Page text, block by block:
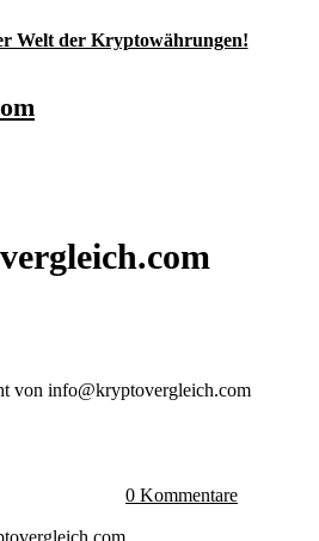
Welt der Kryptowährungen!
von info@kryptovergleich.com
0 Kommentare